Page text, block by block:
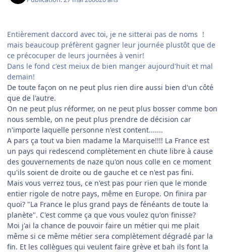
Entièrement daccord avec toi, je ne sitterai pas de noms !
mais beaucoup préfèrent gagner leur journée plustôt que de
ce précocuper de leurs journées à venir!
Dans le fond c'est meiux de bien manger aujourd'huit et mal
demain!
De toute façon on ne peut plus rien dire aussi bien d'un côté
que de l'autre.
On ne peut plus réformer, on ne peut plus bosser comme bon
nous semble, on ne peut plus prendre de décision car
n'importe laquelle personne n'est content.......
A pars ça tout va bien madame la Marquise!!!! La France est
un pays qui redescend complètement en chute libre à cause
des gouvernements de naze qu'on nous colle en ce moment
qu'ils soient de droite ou de gauche et ce n'est pas fini.
Mais vous verrez tous, ce n'est pas pour rien que le monde
entier rigole de notre pays, même en Europe. On finira par
quoi? "La France le plus grand pays de fénéants de toute la
planète". C'est comme ça que vous voulez qu'on finisse?
Moi j'ai la chance de pouvoir faire un métier qui me plait
même si ce même métier sera complètement dégradé par la
fin. Et les collègues qui veulent faire grève et bah ils font la